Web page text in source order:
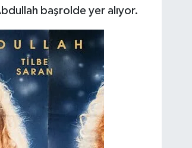
başrolde yer alıyor.